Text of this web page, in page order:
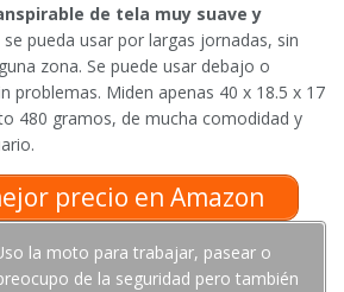
de tela muy suave y
pueda usar por largas jornadas, sin
zona. Se puede usar debajo o
problemas. Miden apenas 40 x 18.5 x 17
480 gramos, de mucha comodidad y
precio en Amazon
la moto para trabajar, pasear o
de la seguridad pero también